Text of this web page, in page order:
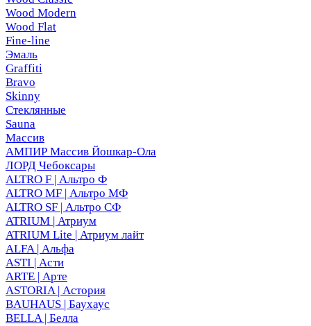
Wood Modern
Wood Flat
Fine-line
Эмаль
Graffiti
Bravo
Skinny
Стеклянные
Sauna
Массив
АМПИР Массив Йошкар-Ола
ЛОРД Чебоксары
ALTRO F | Альтро Ф
ALTRO MF | Альтро МФ
ALTRO SF | Альтро СФ
ATRIUM | Атриум
ATRIUM Lite | Атриум лайт
ALFA | Альфа
ASTI | Асти
ARTE | Арте
ASTORIA | Астория
BAUHAUS | Баухаус
BELLA | Белла